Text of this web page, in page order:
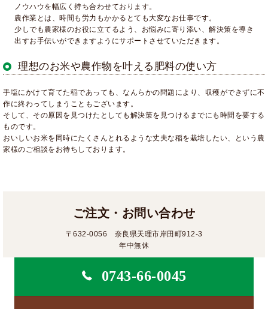
ノウハウを幅広く持ち合わせております。
農作業とは、時間も労力もかかるとても大変なお仕事です。
少しでも農家様のお役に立てるよう、お悩みに寄り添い、解決策を導き
出すお手伝いができますようにサポートさせていただきます。
理想のお米や農作物を叶える肥料の使い方
手塩にかけて育てた稲であっても、なんらかの問題により、収穫ができずに不
作に終わってしまうこともございます。
そして、その原因を見つけたとしても解決策を見つけるまでにも時間を要する
ものです。
おいしいお米を同時にたくさんとれるような丈夫な稲を栽培したい、という農
家様のご相談をお待ちしております。
ご注文・お問い合わせ
〒632-0056 奈良県天理市岸田町912-3
年中無休
0743-66-0045